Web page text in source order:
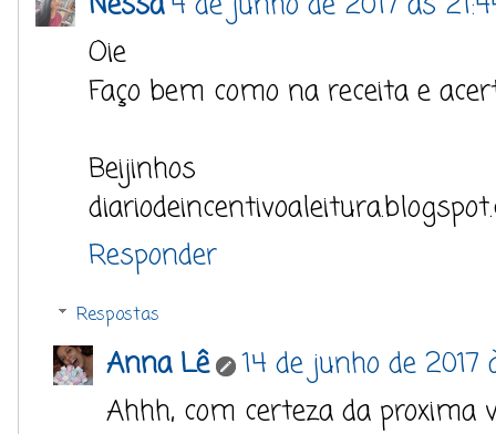
Oie
Faço bem como na receita e
Beijinhos
Responder
Respostas
Anna Lê
14 de junho de 2017
Ahhh, com certeza da proxima